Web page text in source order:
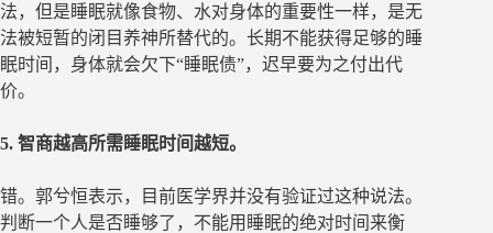
法，但是睡眠就像食物、水对身体的重要性一样，是无
法被短暂的闭目养神所替代的。长期不能获得足够的睡
眠时间，身体就会欠下“睡眠债”，迟早要为之付出代
价。
5. 智商越高所需睡眠时间越短。
错。郭兮恒表示，目前医学界并没有验证过这种说法。
判断一个人是否睡够了，不能用睡眠的绝对时间来衡